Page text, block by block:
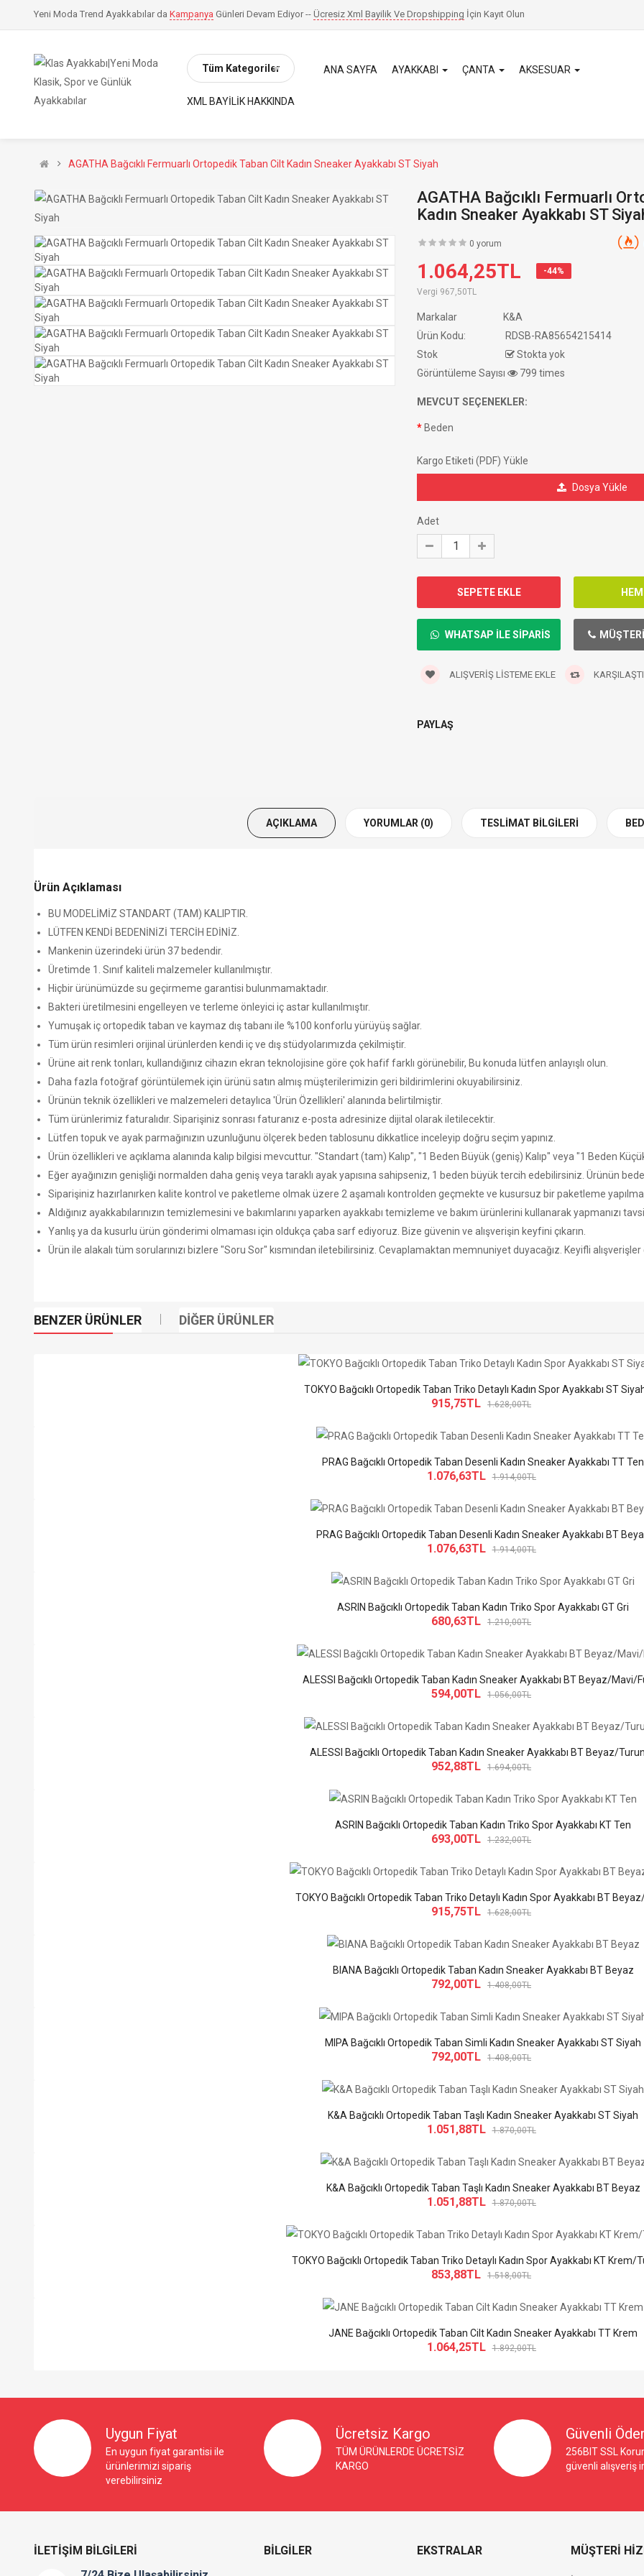
Yeni Moda Trend Ayakkabılar daKampanya Günleri Devam Ediyor --Ücresiz Xml Bayilik Ve Dropshipping İçinKayıt Olun
Tüm Kategoriler ANA SAYFA AYAKKABI ÇANTA AKSESUAR
XML BAYILIK HAKKINDA
AGATHA Bağcıklı Fermuarlı Ortopedik Taban Cilt Kadın Sneaker Ayakkabı ST Siyah
AGATHA Bağcıklı Fermuarlı
Kadın Sneaker Ayakkabı ST
0 yorum
1.064,25TL -44%
Vergi 967,50TL
Markalar
K&A
Ürün Kodu:
RDSB-RA85654215414
Stok
Stokta yok
Görüntüleme Sayısı
799 times
MEVCUT SEÇENEKLER:
Beden
Kargo Etiketi (PDF) Yükle
Dosya Yükle
Adet
WHATSAP ILE SIPARIS
ALIŞVERIŞ LISTEME EKLE
PAYLAŞ
AÇIKLAMA YORUMLAR (0) TESLIMAT BILGILERI
Ürün Açıklaması
BU MODELİMİZ STANDART (TAM) KALIPTIR.
LÜTFEN KENDİ BEDENİNİZİ TERCİH EDİNİZ.
Mankenin üzerindeki ürün 37 bedendir.
Üretimde 1. Sınıf kaliteli malzemeler kullanılmıştır.
Hiçbir ürünümüzde su geçirmeme garantisi bulunmamaktadır.
Bakteri üretilmesini engelleyen ve terleme önleyici iç astar kullanılmıştır.
Yumuşak iç ortopedik taban ve kaymaz dış tabanı ile %100 konforlu yürüyüş sağlar.
Tüm ürün resimleri orijinal ürünlerden kendi iç ve dış stüdyolarımızda çekilmiştir.
Ürüne ait renk tonları, kullandığınız cihazın ekran teknolojisine göre çok hafif farklı görünebilir, Bu konuda lütfen anlayışlı olun.
Daha fazla fotoğraf görüntülemek için ürünü satın almış müşterilerimizin geri bildirimlerini okuyabilirsiniz.
Ürünün teknik özellikleri ve malzemeleri detaylıca 'Ürün Özellikleri' alanında belirtilmiştir.
Tüm ürünlerimiz faturalıdır. Siparişiniz sonrası faturanız e-posta adresinize dijital olarak iletilecektir.
Lütfen topuk ve ayak parmağınızın uzunluğunu ölçerek beden tablosunu dikkatlice inceleyip doğru seçim yapınız.
Ürün özellikleri ve açıklama alanında kalıp bilgisi mevcuttur. "Standart (tam) Kalıp", "1 Beden Büyük (geniş) Kalıp" veya "1 Beden
Eğer ayağınızın genişliği normalden daha geniş veya taraklı ayak yapısına sahipseniz, 1 beden büyük tercih edebilirsiniz. Ürünün
Siparişiniz hazırlanırken kalite kontrol ve paketleme olmak üzere 2 aşamalı kontrolden geçmekte ve kusursuz bir paketleme
Aldığınız ayakkabılarınızın temizlemesini ve bakımlarını yaparken ayakkabı temizleme ve bakım ürünlerini kullanarak yapmanızı
Yanlış ya da kusurlu ürün gönderimi olmaması için oldukça çaba sarf ediyoruz. Bize güvenin ve alışverişin keyfini çıkarın.
Ürün ile alakalı tüm sorularınızı bizlere "Soru Sor" kısmından iletebilirsiniz. Cevaplamaktan memnuniyet duyacağız. Keyifli alışverişler
BENZER ÜRÜNLER DIĞER ÜRÜNLER
TOKYO Bağcıklı Ortopedik Taban Triko Detaylı Kadın Spor Ayakkabı ST
915,75TL 1.628,00TL
PRAG Bağcıklı Ortopedik Taban Desenli Kadın Sneaker Ayakkabı TT Ten
1.076,63TL 1.914,00TL
PRAG Bağcıklı Ortopedik Taban Desenli Kadın Sneaker Ayakkabı BT
1.076,63TL 1.914,00TL
ASRIN Bağcıklı Ortopedik Taban Kadın Triko Spor Ayakkabı GT Gri
680,63TL 1.210,00TL
ALESSI Bağcıklı Ortopedik Taban Kadın Sneaker Ayakkabı BT Beyaz/Mavi/
594,00TL 1.056,00TL
ALESSI Bağcıklı Ortopedik Taban Kadın Sneaker Ayakkabı BT Beyaz/
952,88TL 1.694,00TL
ASRIN Bağcıklı Ortopedik Taban Kadın Triko Spor Ayakkabı KT Ten
693,00TL 1.232,00TL
TOKYO Bağcıklı Ortopedik Taban Triko Detaylı Kadın Spor Ayakkabı BT
915,75TL 1.628,00TL
BIANA Bağcıklı Ortopedik Taban Kadın Sneaker Ayakkabı BT Beyaz
792,00TL 1.408,00TL
MIPA Bağcıklı Ortopedik Taban Simli Kadın Sneaker Ayakkabı ST Siyah
792,00TL 1.408,00TL
K&A Bağcıklı Ortopedik Taban Taşlı Kadın Sneaker Ayakkabı ST Siyah
1.051,88TL 1.870,00TL
K&A Bağcıklı Ortopedik Taban Taşlı Kadın Sneaker Ayakkabı BT Beyaz
1.051,88TL 1.870,00TL
TOKYO Bağcıklı Ortopedik Taban Triko Detaylı Kadın Spor Ayakkabı KT Krem/
853,88TL 1.518,00TL
JANE Bağcıklı Ortopedik Taban Cilt Kadın Sneaker Ayakkabı TT Krem
1.064,25TL 1.892,00TL
Uygun Fiyat
En uygun fiyat garantisi ile
ürünlerimizi sipariş
verebilirsiniz
Ücretsiz Kargo
TÜM ÜRÜNLERDE ÜCRETSİZ
KARGO
Güvenli
256BIT SSL
güvenli alışveriş
İLETIŞIM BILGILERI
BILGILER EKSTRALAR MÜŞTERİ